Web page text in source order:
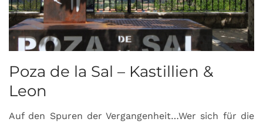
Poza de la Sal – Kastillien &
Leon
Auf den Spuren der Vergangenheit…Wer sich für die